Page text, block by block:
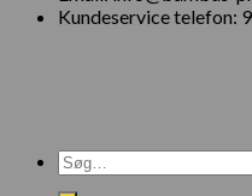
Kundeservice telefon:
Søg
efter: